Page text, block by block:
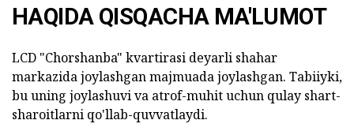
HAQIDA QISQACHA MA'LUMOT
LCD "Chorshanba" kvartirasi deyarli shahar
markazida joylashgan majmuada joylashgan. Tabiiyki,
bu uning joylashuvi va atrof-muhit uchun qulay shart-
sharoitlarni qo'llab-quvvatlaydi.